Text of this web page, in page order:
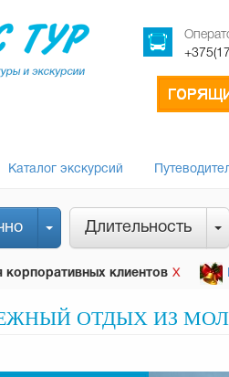
Каталог экскурсий
Длительность
корпоративных клиентов Х
ОТДЫХ ИЗ